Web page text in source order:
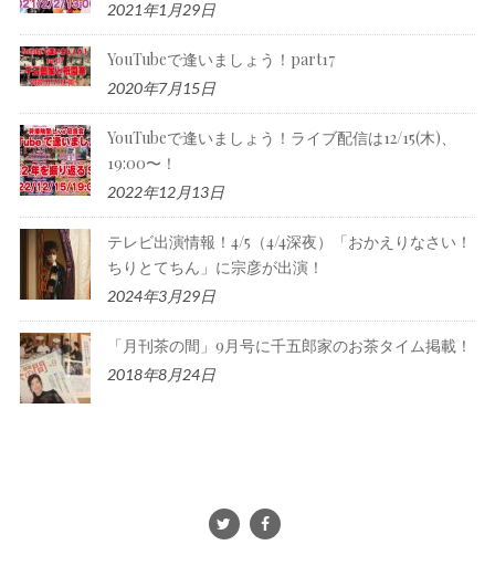
2021年1月29日
YouTubeで逢いましょう！part17
2020年7月15日
YouTubeで逢いましょう！ライブ配信は12/15(木)、
19:00〜！
2022年12月13日
テレビ出演情報！4/5（4/4深夜）「おかえりなさい！
ちりとてちん」に宗彦が出演！
2024年3月29日
「月刊茶の間」9月号に千五郎家のお茶タイム掲載！
2018年8月24日